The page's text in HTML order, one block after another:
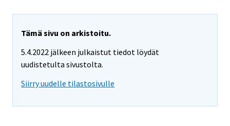
Tämä sivu on arkistoitu.
5.4.2022 jälkeen julkaistut tiedot löydät
uudistetulta sivustolta.
Siirry uudelle tilastosivulle